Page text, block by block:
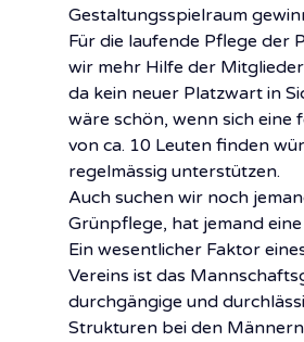
Gestaltungsspielraum
Für die laufende Pflege der
wir mehr Hilfe der
da kein neuer Platzwart in
wäre schön, wenn sich eine
von ca. 10 Leuten finden
regelmässig unterstützen.
Auch suchen wir noch
Grünpflege, hat jemand eine
Ein wesentlicher Faktor
Vereins ist das
durchgängige und
Strukturen bei den